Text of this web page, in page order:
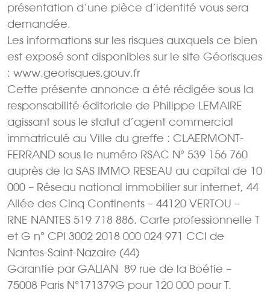
présentation d’une pièce d’identité vous sera
demandée.
Les informations sur les risques auxquels ce bien
est exposé sont disponibles sur le site Géorisques
: www.georisques.gouv.fr
Cette présente annonce a été rédigée sous la
responsabilité éditoriale de Philippe LEMAIRE
agissant sous le statut d’agent commercial
immatriculé au Ville du greffe : CLAERMONT-
FERRAND sous le numéro RSAC N° 539 156 760
auprès de la SAS IMMO RESEAU au capital de 10
000 – Réseau national immobilier sur internet, 44
Allée des Cinq Continents – 44120 VERTOU –
RNE NANTES 519 718 886. Carte professionnelle T
et G n° CPI 3002 2018 000 024 971 CCI de
Nantes-Saint-Nazaire (44)
Garantie par GALIAN  89 rue de la Boétie –
75008 Paris N°171379G pour 120 000 pour T.